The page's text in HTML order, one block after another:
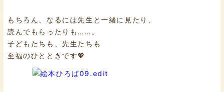
もちろん、なるには先生と一緒に見たり、
読んでもらったりも……。
子どもたちも、先生たちも
至福のひとときです💖